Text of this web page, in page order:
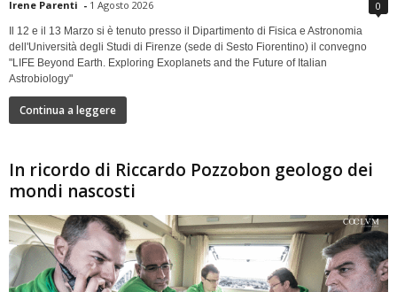
Irene Parenti - 1 Agosto 2026 0
Il 12 e il 13 Marzo si è tenuto presso il Dipartimento di Fisica e Astronomia
dell'Università degli Studi di Firenze (sede di Sesto Fiorentino) il convegno
"LIFE Beyond Earth. Exploring Exoplanets and the Future of Italian
Astrobiology"
Continua a leggere
In ricordo di Riccardo Pozzobon geologo dei
mondi nascosti